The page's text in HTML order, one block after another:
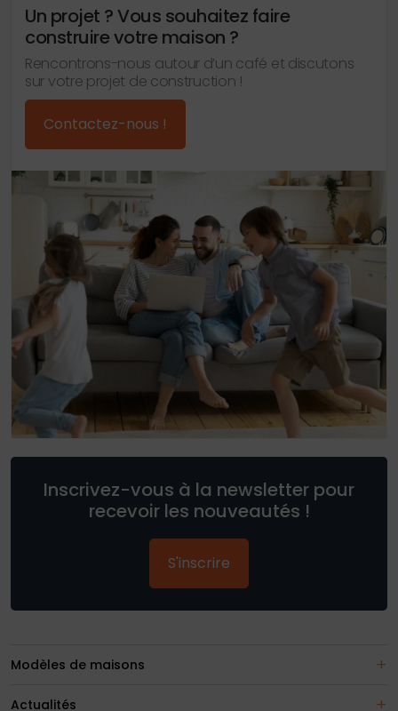
Un projet ? Vous souhaitez faire
construire votre maison ?
Rencontrons-nous autour d’un café et discutons
sur votre projet de construction !
Contactez-nous !
Inscrivez-vous à la newsletter pour
recevoir les nouveautés !
S'inscrire
Modèles de maisons
Actualités